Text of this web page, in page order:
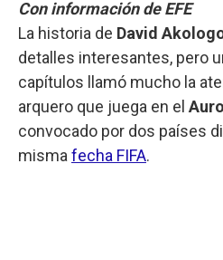
Con información de EFE
La historia de David
detalles interesantes, pero
capítulos llamó mucho la
arquero que juega en el
convocado por dos países
misma fecha FIFA.